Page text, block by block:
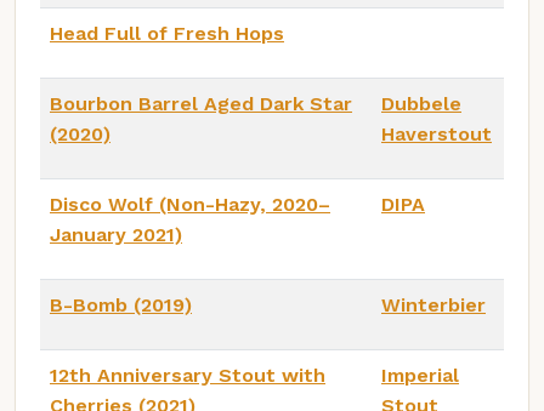
Head Full of Fresh Hops
Bourbon Barrel Aged Dark Star
(2020)
Dubbele
Haverstout
Disco Wolf (Non-Hazy, 2020–
January 2021)
DIPA
B-Bomb (2019) Winterbier
12th Anniversary Stout with
Cherries (2021)
Imperial
Stout